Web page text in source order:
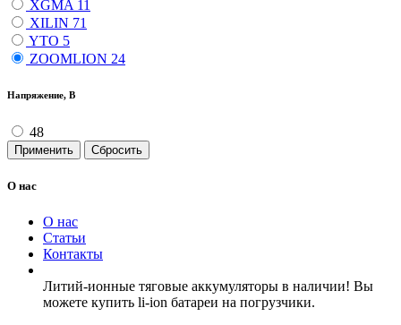
XGMA 11
XILIN 71
YTO 5
ZOOMLION 24
Напряжение, В
48
Применить Сбросить
О нас
О нас
Статьи
Контакты
Литий-ионные тяговые аккумуляторы в наличии! Вы
можете купить li-ion батареи на погрузчики.